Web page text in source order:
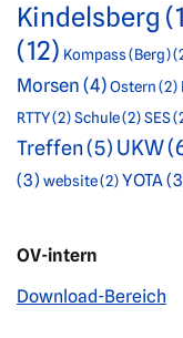
Kindelsberg
(12) Kompass (Berg)
Morsen (4)Ostern(2)
RTTY(2)Schule(2)SES
Treffen(5) UKW
(3) website(2)YOTA
OV-intern
Download-Bereich